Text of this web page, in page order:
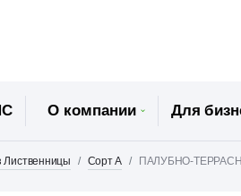
О компании Для
Лиственницы Сорт А ПАЛУБНО-